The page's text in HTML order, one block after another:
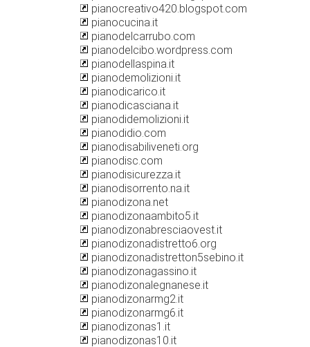
pianocreativo420.blogspot.com
pianocucina.it
pianodelcarrubo.com
pianodelcibo.wordpress.com
pianodellaspina.it
pianodemolizioni.it
pianodicarico.it
pianodicasciana.it
pianodidemolizioni.it
pianodidio.com
pianodisabiliveneti.org
pianodisc.com
pianodisicurezza.it
pianodisorrento.na.it
pianodizona.net
pianodizonaambito5.it
pianodizonabresciaovest.it
pianodizonadistretto6.org
pianodizonadistretton5sebino.it
pianodizonagassino.it
pianodizonalegnanese.it
pianodizonarmg2.it
pianodizonarmg6.it
pianodizonas1.it
pianodizonas10.it